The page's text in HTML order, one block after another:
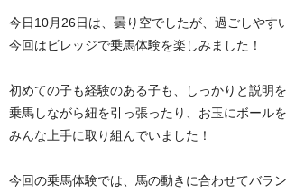
今日10月26日は、曇り空でしたが、過ごしやす
今回はビレッジで乗馬体験を楽しみました！
初めての子も経験のある子も、しっかりと説明を
乗馬しながら紐を引っ張ったり、お玉にボール
みんな上手に取り組んでいました！
今回の乗馬体験では、馬の動きに合わせてバラ